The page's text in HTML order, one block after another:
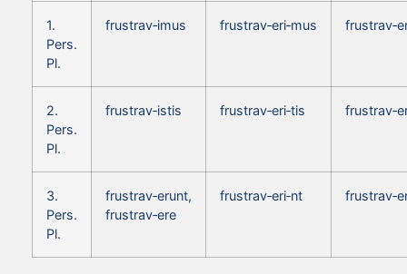
1.
Pers.
Pl.
frustrav‑imus frustrav‑eri‑mus
2.
Pers.
Pl.
frustrav‑istis frustrav‑eri‑tis
3.
Pers.
Pl.
frustrav‑erunt,
frustrav‑ere
frustrav‑eri‑nt